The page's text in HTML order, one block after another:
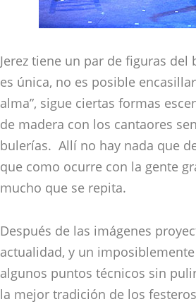
Jerez tiene un par de figuras del
es única, no es posible
alma”, sigue ciertas formas
de madera con los cantaores
bulerías. Allí no hay nada que
que como ocurre con la gente
mucho que se repita.
Después de las imágenes
actualidad, y un
algunos puntos técnicos sin
la mejor tradición de los